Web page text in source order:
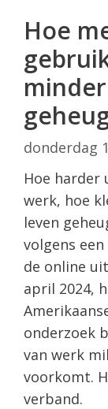
Hoe
minder
donderdag
Hoe harder
werk, hoe
leven
volgens
de online
april 2024,
onderzoek
van werk
voorkomt.
verband.